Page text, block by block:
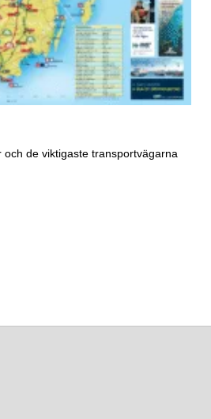
och de viktigaste transportvägarna